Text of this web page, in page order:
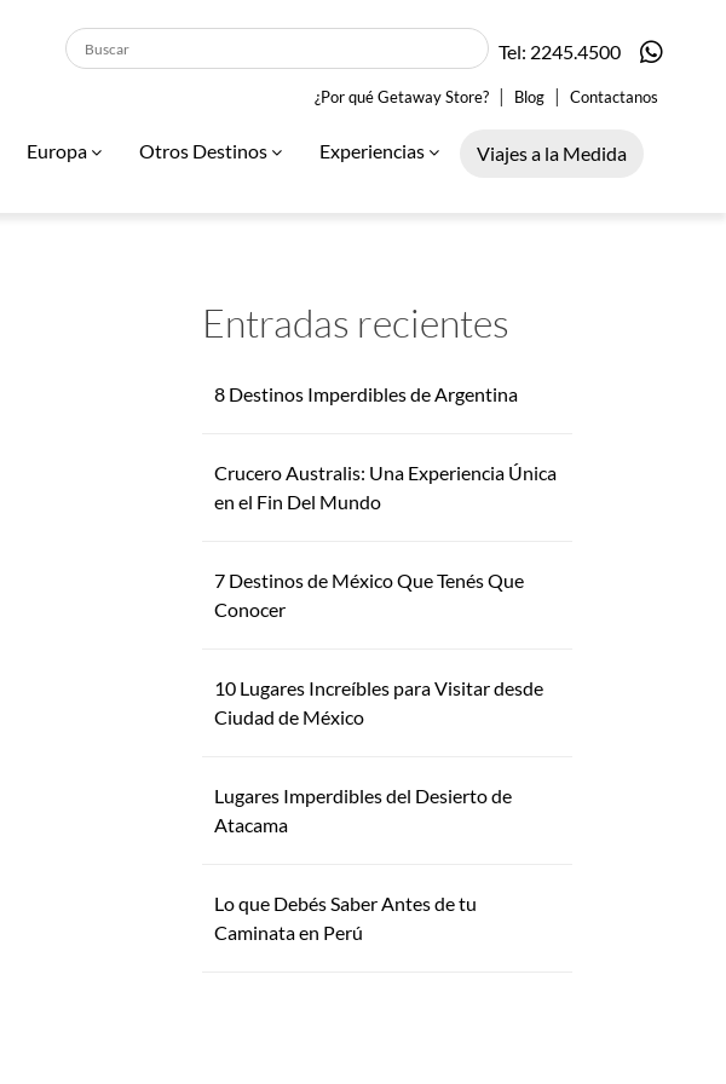
Tel: 2245.4500
¿Por qué Getaway Store? | Blog | Contactanos
Europa Otros Destinos Experiencias Viajes a la Medida
Entradas recientes
8 Destinos Imperdibles de Argentina
Crucero Australis: Una Experiencia Única
en el Fin Del Mundo
7 Destinos de México Que Tenés Que
Conocer
10 Lugares Increíbles para Visitar desde
Ciudad de México
Lugares Imperdibles del Desierto de
Atacama
Lo que Debés Saber Antes de tu
Caminata en Perú